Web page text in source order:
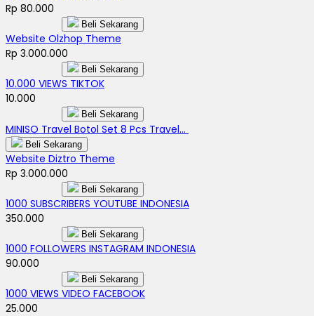
Rp 80.000
Beli Sekarang
Website Olzhop Theme
Rp 3.000.000
Beli Sekarang
10.000 VIEWS TIKTOK
10.000
Beli Sekarang
MINISO Travel Botol Set 8 Pcs Travel...
Beli Sekarang
Website Diztro Theme
Rp 3.000.000
Beli Sekarang
1000 SUBSCRIBERS YOUTUBE INDONESIA
350.000
Beli Sekarang
1000 FOLLOWERS INSTAGRAM INDONESIA
90.000
Beli Sekarang
1000 VIEWS VIDEO FACEBOOK
25.000